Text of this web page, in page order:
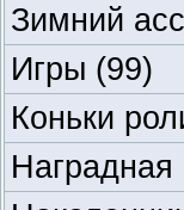
Зимний
Игры (99)
Коньки
Наградная